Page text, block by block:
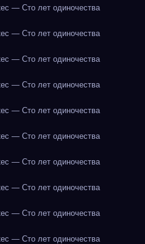
— Сто лет одиночества
— Сто лет одиночества
— Сто лет одиночества
— Сто лет одиночества
— Сто лет одиночества
— Сто лет одиночества
— Сто лет одиночества
— Сто лет одиночества
— Сто лет одиночества
— Сто лет одиночества